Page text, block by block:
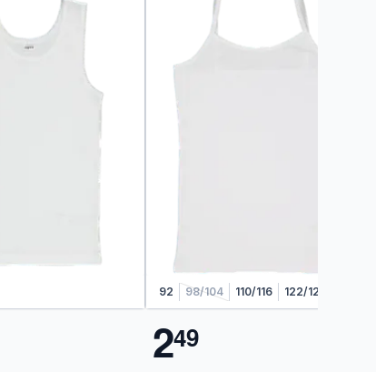
92 98/104 110/116 122/128
249